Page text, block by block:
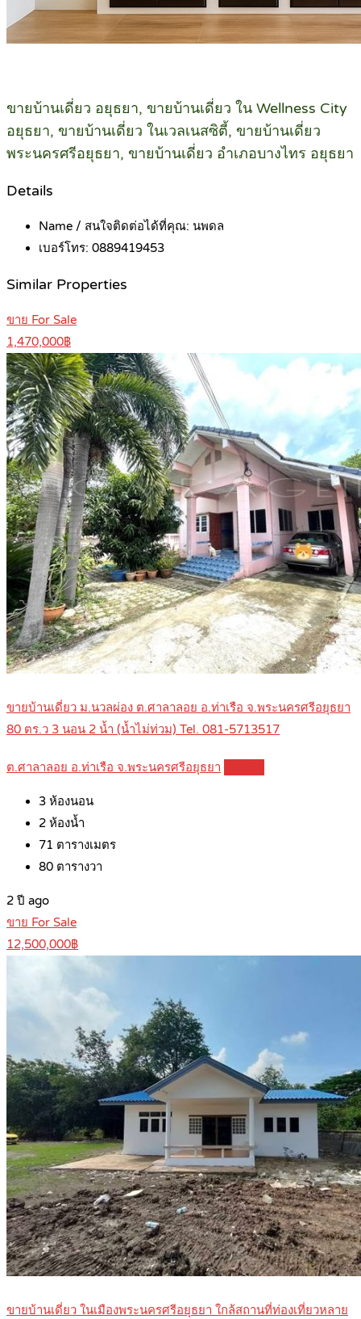
ขายบ้านเดี่ยว อยุธยา, ขายบ้านเดี่ยว ใน Wellness City
อยุธยา, ขายบ้านเดี่ยว ในเวลเนสซิตี้, ขายบ้านเดี่ยว
พระนครศรีอยุธยา, ขายบ้านเดี่ยว อำเภอบางไทร อยุธยา
Details
Name / สนใจติดต่อได้ที่คุณ: นพดล
เบอร์โทร: 0889419453
Similar Properties
ขาย For Sale
1,470,000฿
ขายบ้านเดี่ยว ม.นวลผ่อง ต.ศาลาลอย อ.ท่าเรือ จ.พระนครศรีอยุธยา
80 ตร.ว 3 นอน 2 น้ำ (น้ำไม่ท่วม) Tel. 081-5713517
ต.ศาลาลอย อ.ท่าเรือ จ.พระนครศรีอยุธยา
3 ห้องนอน
2 ห้องน้ำ
71 ตารางเมตร
80 ตารางวา
2 ปี ago
ขาย For Sale
12,500,000฿
ขายบ้านเดี่ยว ในเมืองพระนครศรีอยุธยา ใกล้สถานที่ท่องเที่ยวหลาย